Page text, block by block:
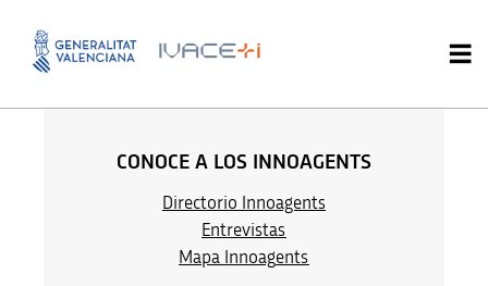
CONOCE A LOS INNOAGENTS
Directorio Innoagents
Entrevistas
Mapa Innoagents